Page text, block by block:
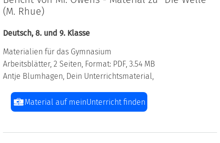
(M. Rhue)
Deutsch, 8. und 9. Klasse
Materialien für das Gymnasium
Arbeitsblätter, 2 Seiten, Format: PDF, 3.54 MB
Antje Blumhagen, Dein Unterrichtsmaterial,
Material auf meinUnterricht finden